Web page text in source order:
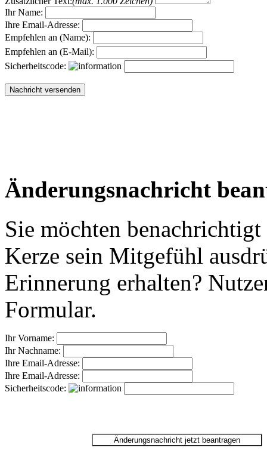
Ihr Name:
Ihre Email-Adresse:
Empfehlen an (Name):
Empfehlen an (E-Mail):
Sicherheitscode:
Änderungsnachricht
Sie möchten
Kerze sein Mitgefühl
Erinnerung erhalten?
Formular.
Ihr Vorname:
Ihr Nachname:
Ihre Email-Adresse:
Ihre Email-Adresse:
Sicherheitscode: